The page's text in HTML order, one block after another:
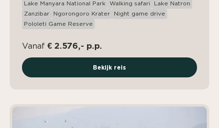
Lake Manyara National Park
Walking safari
Lake Natron
Zanzibar
Ngorongoro Krater
Night game drive
Pololeti Game Reserve
Vanaf € 2.576,- p.p.
Bekijk reis